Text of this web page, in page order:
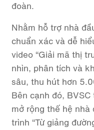
đoàn.
Nhằm hỗ trợ nhà
chuẩn xác và dễ
video “Giải mã thị
nhìn, phân tích và
sâu, thu hút hơn
Bên cạnh đó,
mở rộng thế hệ nhà
trình “Từ giảng